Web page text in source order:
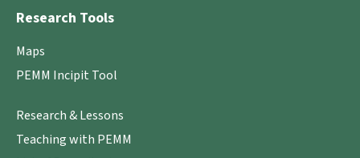
Research Tools
Maps
PEMM Incipit Tool
Research & Lessons
Teaching with PEMM